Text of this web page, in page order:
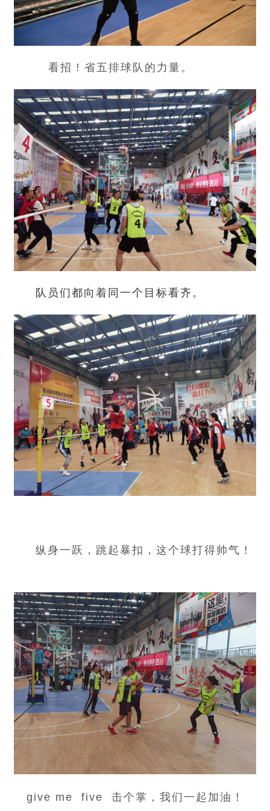
看招！省五排球队的力量。
队员们都向着同一个目标看齐。
纵身一跃，跳起暴扣，这个球打得帅气！
give me five 击个掌，我们一起加油！